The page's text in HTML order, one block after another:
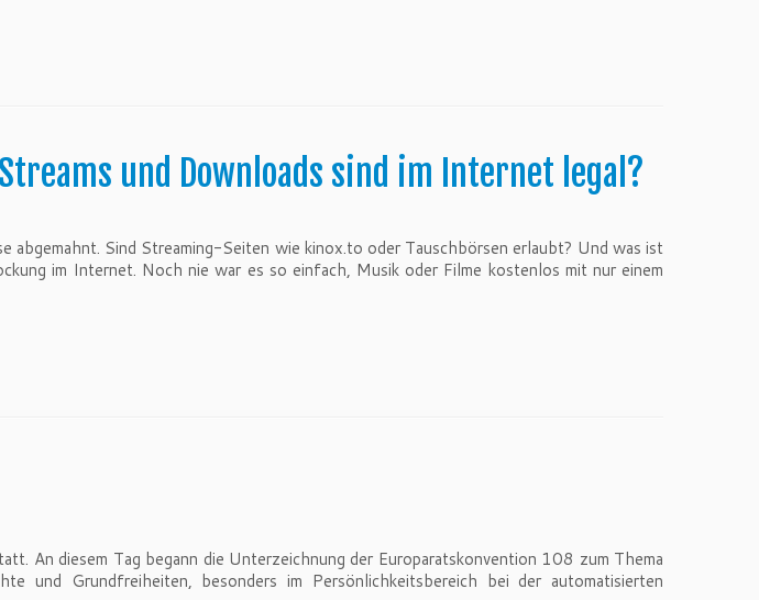
und Downloads sind im Internet legal?
Sind Streaming-Seiten wie kinox.to oder Tauschbörsen erlaubt? Und was ist
im Internet. Noch nie war es so einfach, Musik oder Filme kostenlos mit nur einem
An diesem Tag begann die Unterzeichnung der Europaratskonvention 108 zum Thema
und Grundfreiheiten, besonders im Persönlichkeitsbereich bei der automatisierten